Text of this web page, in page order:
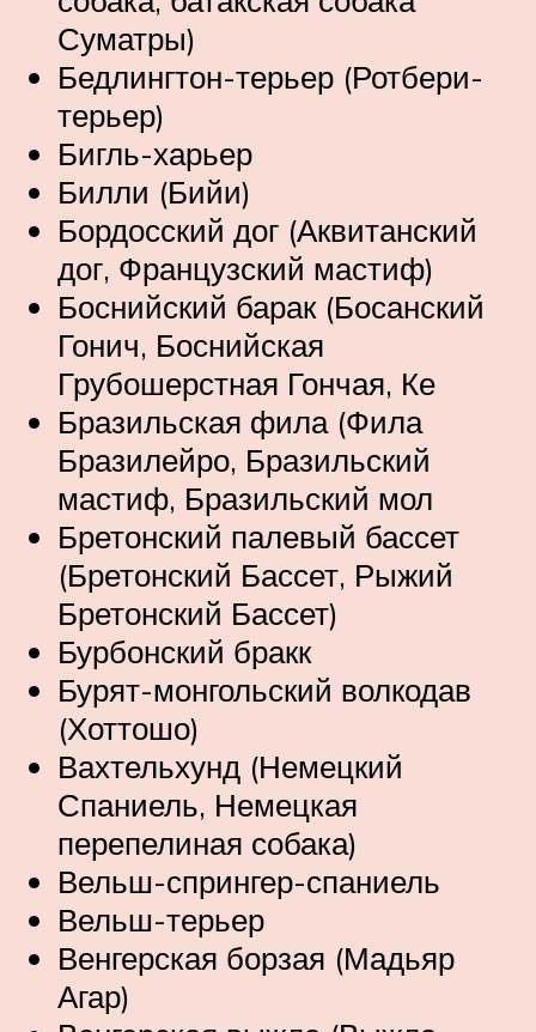
Суматры)
Бедлингтон-терьер (Ротбери-
терьер)
Бигль-харьер
Билли (Бийи)
Бордосский дог (Аквитанский
дог, Французский мастиф)
Боснийский барак (Босанский
Гонич, Боснийская
Грубошерстная Гончая, Ке
Бразильская фила (Фила
Бразилейро, Бразильский
мастиф, Бразильский мол
Бретонский палевый бассет
(Бретонский Бассет, Рыжий
Бретонский Бассет)
Бурбонский бракк
Бурят-монгольский волкодав
(Хоттошо)
Вахтельхунд (Немецкий
Спаниель, Немецкая
перепелиная собака)
Вельш-спрингер-спаниель
Вельш-терьер
Венгерская борзая (Мадьяр
Агар)